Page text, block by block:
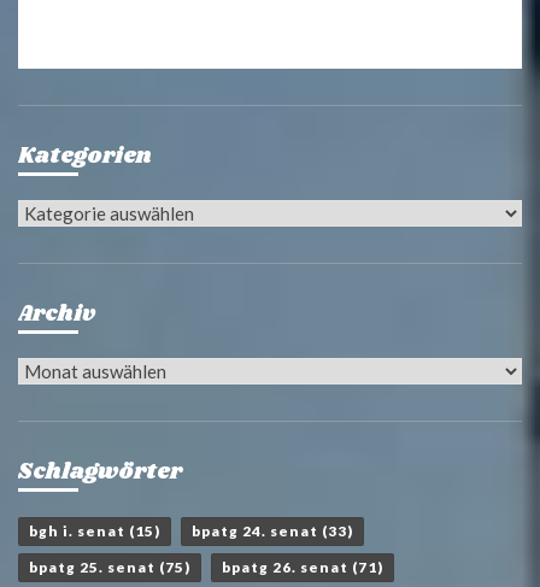
Kategorien
Kategorien
Archiv
Archiv
Schlagwörter
bgh i. senat (15) bpatg 24. senat (33)
bpatg 25. senat (75) bpatg 26. senat (71)